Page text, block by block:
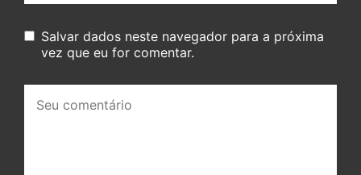
Salvar dados neste navegador para a próxima
vez que eu for comentar.
comentário: